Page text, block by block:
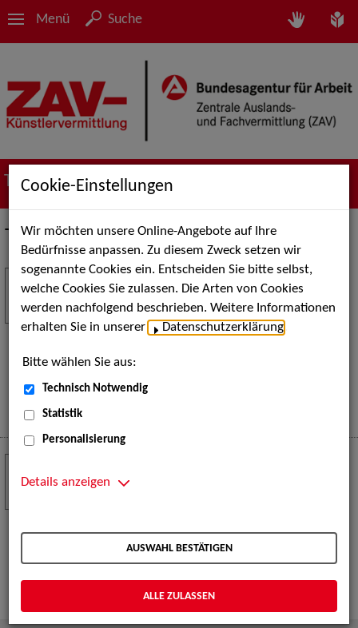
Menü Suche
Termine
Termine
Stuttgart Street Art
Kunst, Live-Acts und Aktionen für Kinder und
Familien. Die Stuttgart Street Art verwandelt den
eine große Open-Air-Bühne voller Akrobatik, Tanz,
Musik und beeindruckender Live-Performances.
Mehr
18
JUL
Serienfestival Weimar
TeleVisionale – Film- und Serienfestival in Weimar
und Eventpartnerin des Crew Call Weimar.
Mehr
NOV
Cookie-Einstellungen
Wir möchten unsere Online-Angebote auf Ihre
Bedürfnisse anpassen. Zu diesem Zweck setzen wir
sogenannte Cookies ein. Entscheiden Sie bitte selbst,
welche Cookies Sie zulassen. Die Arten von Cookies
werden nachfolgend beschrieben. Weitere Informationen
erhalten Sie in unserer
Datenschutzerklärung
Bitte wählen Sie aus:
Technisch Notwendig
Statistik
Personalisierung
Details anzeigen
AUSWAHL BESTÄTIGEN
ALLE ZULASSEN